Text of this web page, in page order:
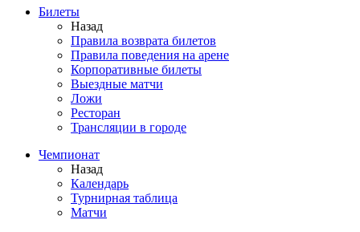
Билеты
Назад
Правила возврата билетов
Правила поведения на арене
Корпоративные билеты
Выездные матчи
Ложи
Ресторан
Трансляции в городе
Чемпионат
Назад
Календарь
Турнирная таблица
Матчи